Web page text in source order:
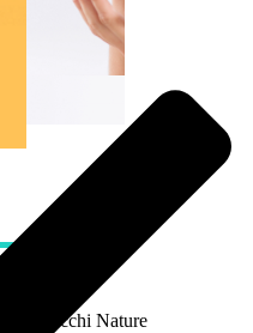
Nature
Occhi Nature